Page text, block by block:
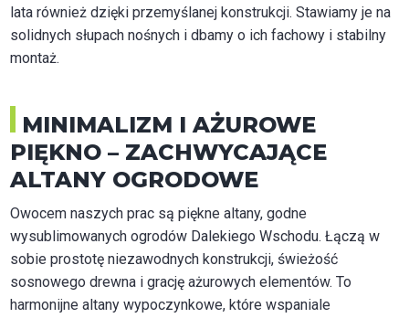
lata również dzięki przemyślanej konstrukcji. Stawiamy je na
solidnych słupach nośnych i dbamy o ich fachowy i stabilny
montaż.
MINIMALIZM I AŻUROWE
PIĘKNO – ZACHWYCAJĄCE
ALTANY OGRODOWE
Owocem naszych prac są piękne altany, godne
wysublimowanych ogrodów Dalekiego Wschodu. Łączą w
sobie prostotę niezawodnych konstrukcji, świeżość
sosnowego drewna i grację ażurowych elementów. To
harmonijne altany wypoczynkowe, które wspaniale